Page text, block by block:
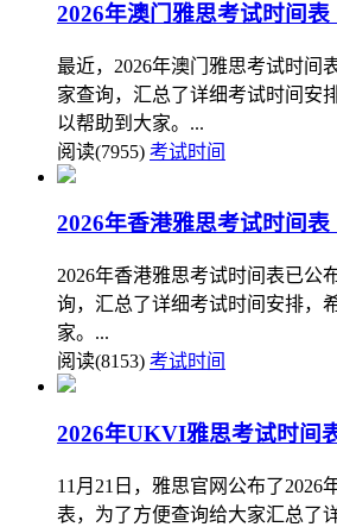
2026年澳门雅思考试时间表
最近，2026年澳门雅思考试时间
家查询，汇总了详细考试时间安
以帮助到大家。...
阅读(7955) 考试时间
2026年香港雅思考试时间表
2026年香港雅思考试时间表已公
询，汇总了详细考试时间安排，
家。...
阅读(8153) 考试时间
2026年UKVI雅思考试时间
11月21日，雅思官网公布了2026
表，为了方便查询给大家汇总了